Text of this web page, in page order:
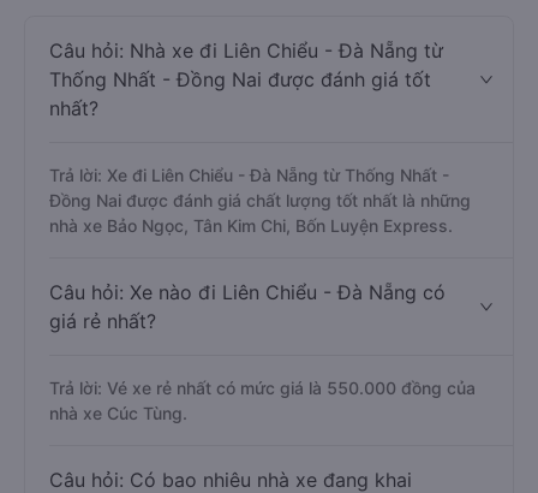
Câu hỏi: Nhà xe đi Liên Chiểu - Đà Nẵng từ
Thống Nhất - Đồng Nai được đánh giá tốt
nhất?
Trả lời: Xe đi Liên Chiểu - Đà Nẵng từ Thống Nhất -
Đồng Nai được đánh giá chất lượng tốt nhất là những
nhà xe Bảo Ngọc, Tân Kim Chi, Bốn Luyện Express.
Câu hỏi: Xe nào đi Liên Chiểu - Đà Nẵng có
giá rẻ nhất?
Trả lời: Vé xe rẻ nhất có mức giá là 550.000 đồng của
nhà xe Cúc Tùng.
Câu hỏi: Có bao nhiêu nhà xe đang khai